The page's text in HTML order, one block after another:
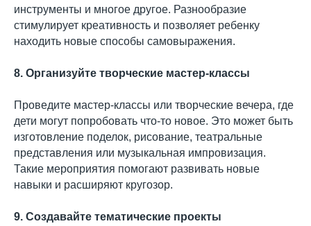
инструменты и многое другое. Разнообразие
стимулирует креативность и позволяет ребенку
находить новые способы самовыражения.
8. Организуйте творческие мастер-классы
Проведите мастер-классы или творческие вечера, где
дети могут попробовать что-то новое. Это может быть
изготовление поделок, рисование, театральные
представления или музыкальная импровизация.
Такие мероприятия помогают развивать новые
навыки и расширяют кругозор.
9. Создавайте тематические проекты